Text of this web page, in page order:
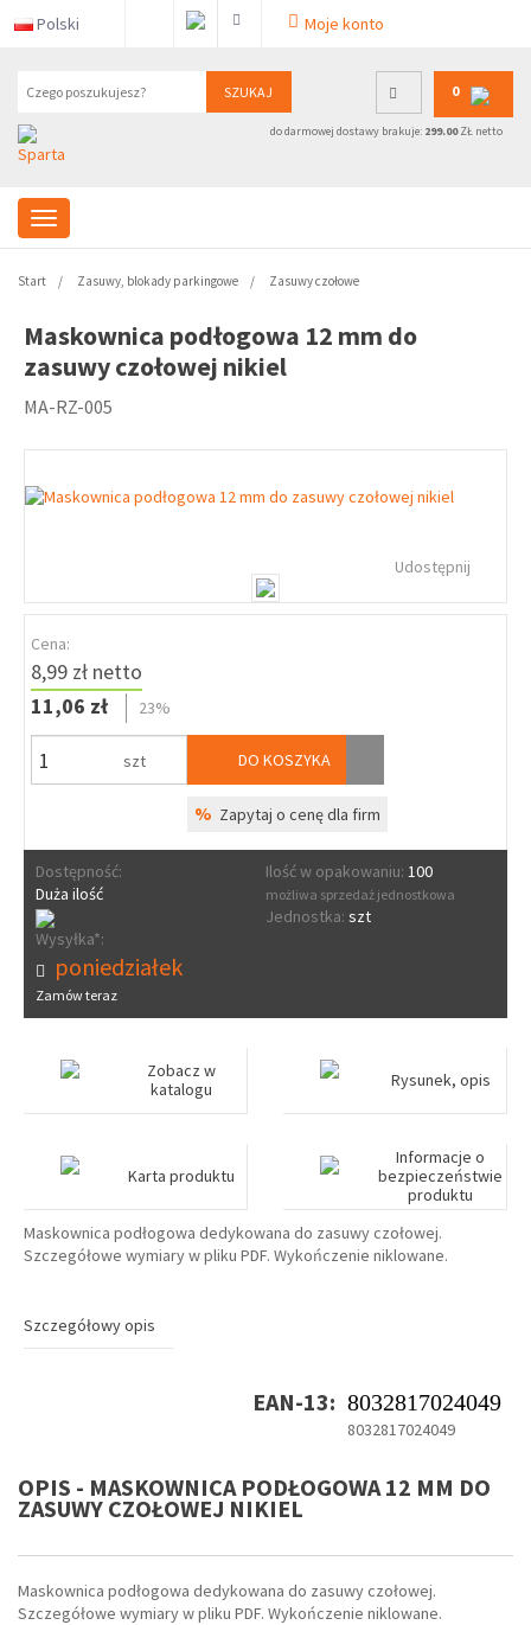
Polski Moje konto
SZUKAJ 0
do darmowej dostawy brakuje: 299.00ZŁ netto
Start Zasuwy, blokady parkingowe Zasuwy czołowe
Maskownica podłogowa 12 mm do
zasuwy czołowej nikiel
MA-RZ-005
Udostępnij
Cena:
8,99 zł netto
11,06 zł
23%
szt DO KOSZYKA
% Zapytaj o cenę dla firm
Dostępność:
Duża ilość
Ilość w opakowaniu: 100
możliwa sprzedaż jednostkowa
Jednostka: szt
Wysyłka*:
poniedziałek
Zamów teraz
Zobacz w
katalogu
Rysunek, opis
Karta produktu
Informacje o
bezpieczeństwie
produktu
Maskownica podłogowa dedykowana do zasuwy czołowej.
Szczegółowe wymiary w pliku PDF. Wykończenie niklowane.
Szczegółowy opis
EAN-13: 8032817024049
8032817024049
OPIS - MASKOWNICA PODŁOGOWA 12 MM DO
ZASUWY CZOŁOWEJ NIKIEL
Maskownica podłogowa dedykowana do zasuwy czołowej.
Szczegółowe wymiary w pliku PDF. Wykończenie niklowane.